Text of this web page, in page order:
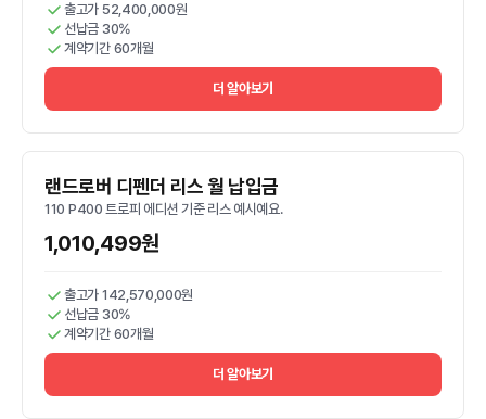
출고가 52,400,000원
선납금 30%
계약기간 60개월
더 알아보기
랜드로버 디펜더 리스 월 납입금
110 P400 트로피 에디션 기준 리스 예시예요.
1,010,499원
출고가 142,570,000원
선납금 30%
계약기간 60개월
더 알아보기